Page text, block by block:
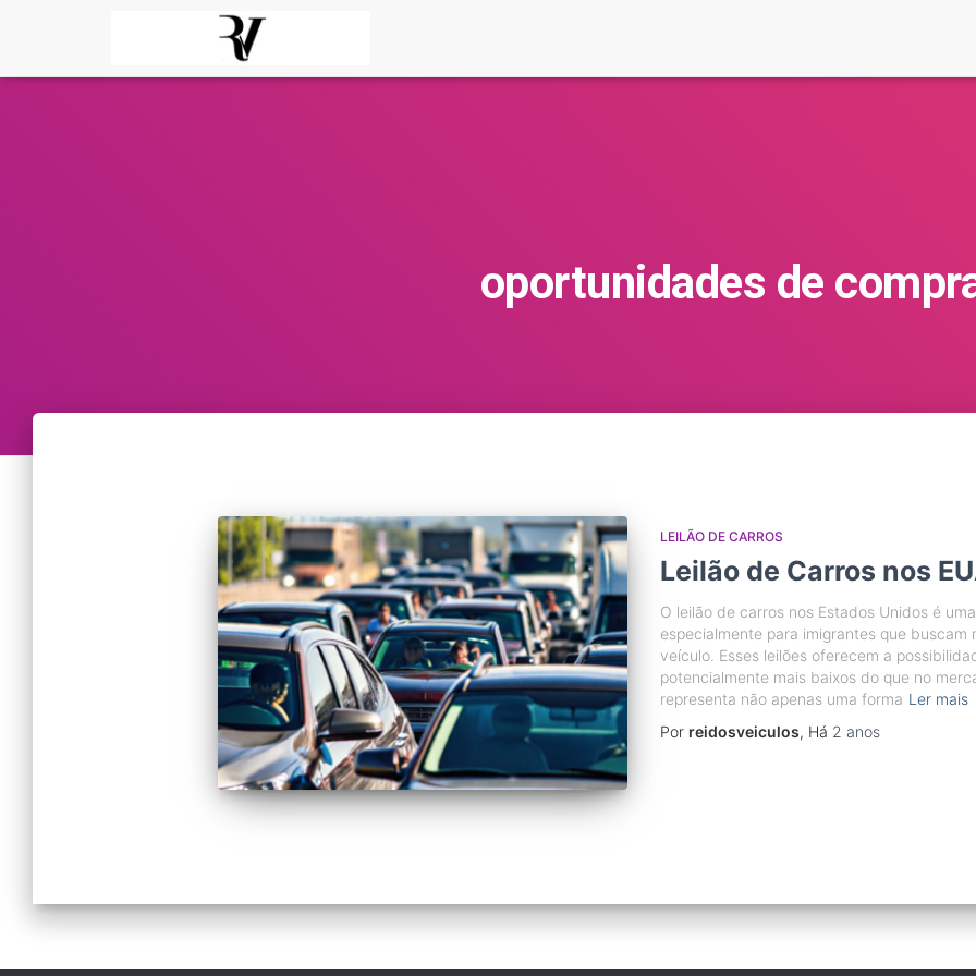
oportunidades de
LEILÃO DE CARROS
Leilão de Carros nos
O leilão de carros nos Estados Unidos é
especialmente para imigrantes que
veículo. Esses leilões oferecem a
potencialmente mais baixos do que no
representa não apenas uma forma Ler mais
Por reidosveiculos, Há 2 anos